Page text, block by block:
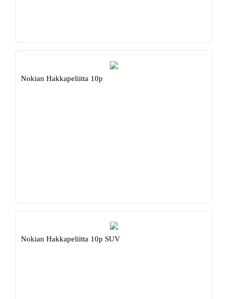
Nokian Hakkapeliitta 10p
Nokian Hakkapeliitta 10p SUV